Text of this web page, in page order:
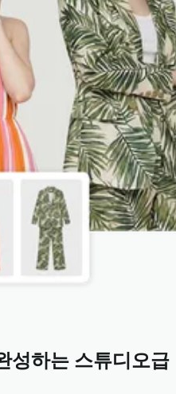
성하는 스튜디오급